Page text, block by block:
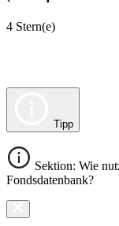
4 Stern(e)
Tipp
Sektion: Wie
Fondsdatenbank?